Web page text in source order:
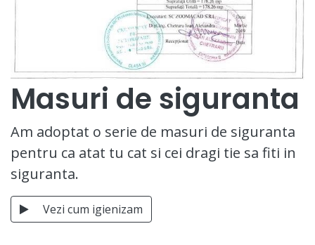
Masuri de siguranta
Am adoptat o serie de masuri de siguranta
pentru ca atat tu cat si cei dragi tie sa fiti in
siguranta.
Vezi cum igienizam